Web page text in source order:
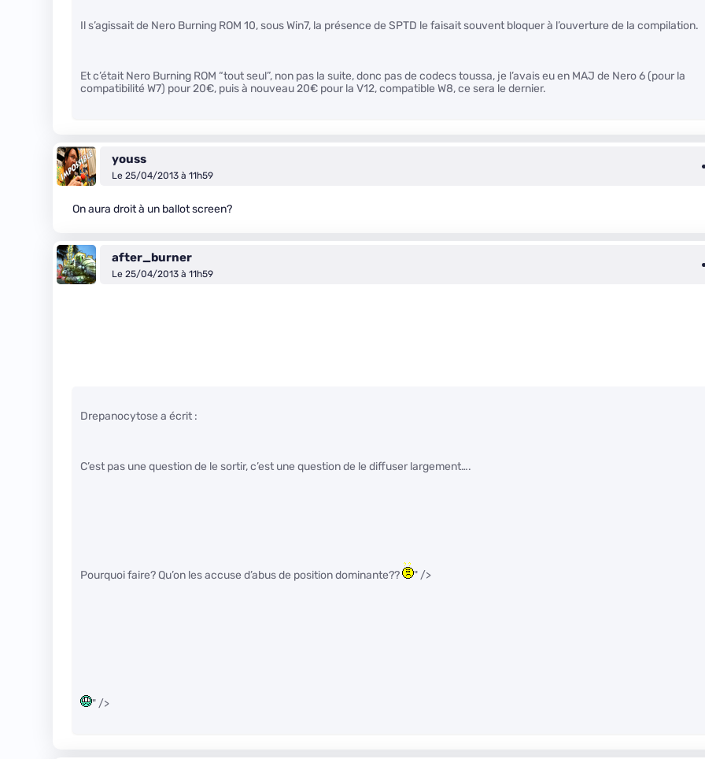
Il s’agissait de Nero Burning ROM 10, sous Win7, la présence de SPTD le faisait souvent bloquer à l’ouverture de la compilation.
Et c’était Nero Burning ROM “tout seul”, non pas la suite, donc pas de codecs toussa, je l’avais eu en MAJ de Nero 6 (pour la
compatibilité W7) pour 20€, puis à nouveau 20€ pour la V12, compatible W8, ce sera le dernier.
youss
Le 25/04/2013 à 11h59
On aura droit à un ballot screen?
after_burner
Le 25/04/2013 à 11h59
Drepanocytose a écrit :
C’est pas une question de le sortir, c’est une question de le diffuser largement….
Pourquoi faire? Qu’on les accuse d’abus de position dominante?? " />
" />